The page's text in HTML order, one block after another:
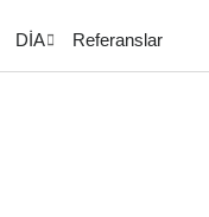
DİA Referanslar